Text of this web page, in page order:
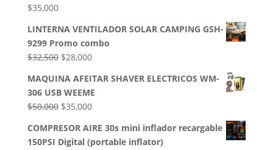
$35,000
LINTERNA VENTILADOR SOLAR CAMPING GSH-
9299 Promo combo
$32,500 El
original
era:
$32,500.
$28,000El
actual
es:
$28,000.
MAQUINA AFEITAR SHAVER ELECTRICOS WM-
306 USB WEEME
$50,000 El
original
$35,000El
actual
COMPRESOR AIRE 30s mini inflador recargable
150PSI Digital (portable inflator)